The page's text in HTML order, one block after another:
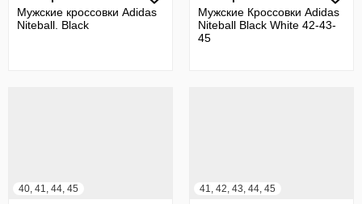
Мужские кроссовки Adidas
Niteball. Black
Мужские Кроссовки Adidas
Niteball Black White 42-43-
45
40, 41, 44, 45 41, 42, 43, 44, 45